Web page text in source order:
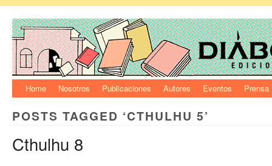
Home Nosotros Publicaciones Autores Eventos Prensa
POSTS TAGGED ‘CTHULHU 5’
Cthulhu 8